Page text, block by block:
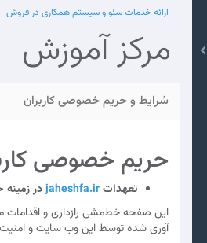
ارائه خدمات سئو و سیستم همکاری در فروش
مرکز آموزش
شرایط و حریم خصوصی کاربران
حریم خصوصی
تعهداتjaheshfa.irدر زمینه
این صفحه خط‌مشی رازداری و اقدامات
آوری شده توسط این وب سایت و امنیت